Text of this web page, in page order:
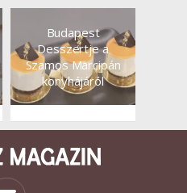
Budapest
Desszertje a
Szamos Marcipán
konyhájáról